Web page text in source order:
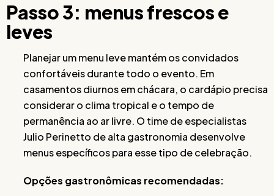
Passo 3: menus frescos e
leves
Planejar um menu leve mantém os convidados
confortáveis durante todo o evento. Em
casamentos diurnos em chácara, o cardápio precisa
considerar o clima tropical e o tempo de
permanência ao ar livre. O time de especialistas
Julio Perinetto de alta gastronomia desenvolve
menus específicos para esse tipo de celebração.
Opções gastronômicas recomendadas: